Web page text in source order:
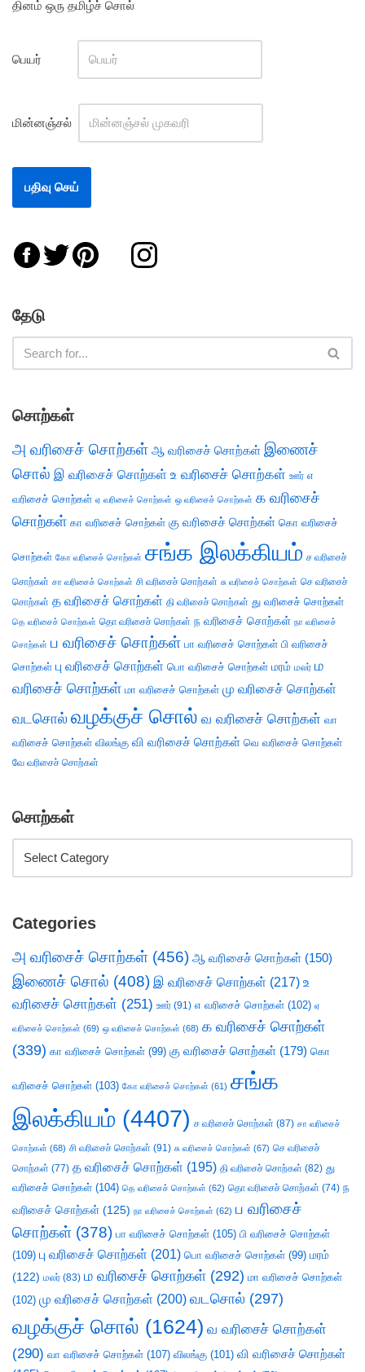
தினம் ஒரு தமிழ்ச் சொல்
பெயர்
மின்னஞ்சல்
தேடு
சொற்கள்
அ வரிசைச் சொற்கள் ஆ வரிசைச் சொற்கள் இணைச்
சொல் இ வரிசைச் சொற்கள் உ வரிசைச் சொற்கள் ஊர் எ
வரிசைச் சொற்கள் ஏ வரிசைச் சொற்கள் ஒ வரிசைச் சொற்கள் க வரிசைச்
சொற்கள் கா வரிசைச் சொற்கள் கு வரிசைச் சொற்கள் கொ வரிசைச்
சொற்கள் கோ வரிசைச் சொற்கள் சங்க இலக்கியம் ச வரிசைச்
சொற்கள் சா வரிசைச் சொற்கள் சி வரிசைச் சொற்கள் சு வரிசைச் சொற்கள் செ வரிசைச்
சொற்கள் த வரிசைச் சொற்கள் தி வரிசைச் சொற்கள் து வரிசைச் சொற்கள்
தெ வரிசைச் சொற்கள் தொ வரிசைச் சொற்கள் ந வரிசைச் சொற்கள் நா வரிசைச்
சொற்கள் ப வரிசைச் சொற்கள் பா வரிசைச் சொற்கள் பி வரிசைச்
சொற்கள் பு வரிசைச் சொற்கள் பொ வரிசைச் சொற்கள் மரம் மலர் ம
வரிசைச் சொற்கள் மா வரிசைச் சொற்கள் மு வரிசைச் சொற்கள்
வடசொல் வழக்குச் சொல் வ வரிசைச் சொற்கள் வா
வரிசைச் சொற்கள் விலங்கு வி வரிசைச் சொற்கள் வெ வரிசைச் சொற்கள்
வே வரிசைச் சொற்கள்
சொற்கள்
Categories
அ வரிசைச் சொற்கள் (456) ஆ வரிசைச் சொற்கள் (150)
இணைச் சொல் (408) இ வரிசைச் சொற்கள் (217) உ
வரிசைச் சொற்கள் (251) ஊர் (91) எ வரிசைச் சொற்கள் (102) ஏ
வரிசைச் சொற்கள் (69) ஒ வரிசைச் சொற்கள் (68) க வரிசைச் சொற்கள்
(339) கா வரிசைச் சொற்கள் (99) கு வரிசைச் சொற்கள் (179) கொ
வரிசைச் சொற்கள் (103) கோ வரிசைச் சொற்கள் (61) சங்க
இலக்கியம் (4407) ச வரிசைச் சொற்கள் (87) சா வரிசைச்
சொற்கள் (68) சி வரிசைச் சொற்கள் (91) சு வரிசைச் சொற்கள் (67) செ வரிசைச்
சொற்கள் (77) த வரிசைச் சொற்கள் (195) தி வரிசைச் சொற்கள் (82) து
வரிசைச் சொற்கள் (104) தெ வரிசைச் சொற்கள் (62) தொ வரிசைச் சொற்கள் (74) ந
வரிசைச் சொற்கள் (125) நா வரிசைச் சொற்கள் (62) ப வரிசைச்
சொற்கள் (378) பா வரிசைச் சொற்கள் (105) பி வரிசைச் சொற்கள்
(109) பு வரிசைச் சொற்கள் (201) பொ வரிசைச் சொற்கள் (99) மரம்
(122) மலர் (83) ம வரிசைச் சொற்கள் (292) மா வரிசைச் சொற்கள்
(102) மு வரிசைச் சொற்கள் (200) வடசொல் (297)
வழக்குச் சொல் (1624) வ வரிசைச் சொற்கள்
(290) வா வரிசைச் சொற்கள் (107) விலங்கு (101) வி வரிசைச் சொற்கள்